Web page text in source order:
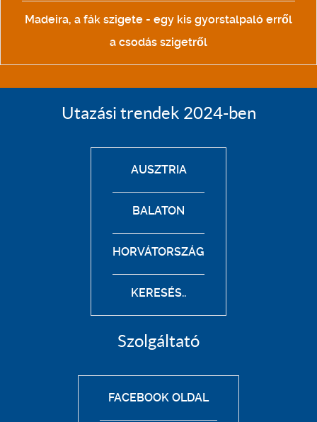
Madeira, a fák szigete - egy kis gyorstalpaló erről
a csodás szigetről
Utazási trendek 2024-ben
AUSZTRIA
BALATON
HORVÁTORSZÁG
KERESÉS..
Szolgáltató
FACEBOOK OLDAL